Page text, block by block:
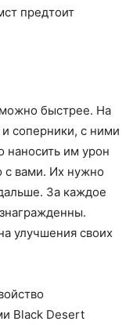
предтоит
быстрее. На
и соперники, с ними
наносить им урон
с вами. Их нужно
За каждое
улучшения своих
Black Desert